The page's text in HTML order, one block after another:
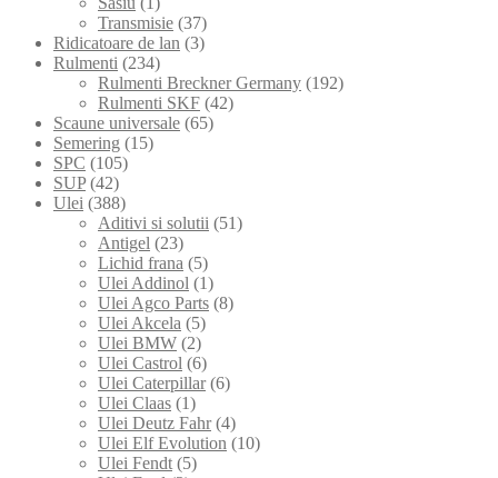
Transmisie (37)
Ridicatoare de lan (3)
Rulmenti (234)
Rulmenti Breckner Germany (192)
Rulmenti SKF (42)
Scaune universale (65)
Semering (15)
SPC (105)
SUP (42)
Ulei (388)
Aditivi si solutii (51)
Antigel (23)
Lichid frana (5)
Ulei Addinol (1)
Ulei Agco Parts (8)
Ulei Akcela (5)
Ulei BMW (2)
Ulei Castrol (6)
Ulei Caterpillar (6)
Ulei Claas (1)
Ulei Deutz Fahr (4)
Ulei Elf Evolution (10)
Ulei Fendt (5)